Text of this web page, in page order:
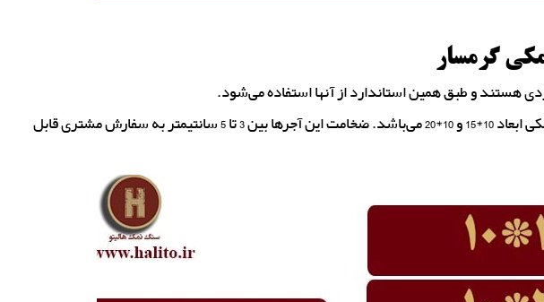
گرمسار
هستند و طبق همین استاندارد از آنها استفاده می‌شود.
معمولا مناسبترین ابعاد آجرهای نمکی ابعاد 10*15 و 10*20 می‌باشد. ضخامت این آجرها بین 3 تا 5 سانتیمتر به سفارش مشتری قابل